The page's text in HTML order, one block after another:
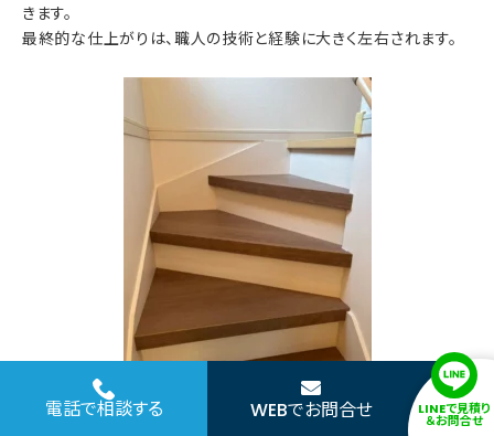
きます。
最終的な仕上がりは、職人の技術と経験に大きく左右されます。
電話で相談する WEBでお問合せ LINEで見積り
＆お問合せ